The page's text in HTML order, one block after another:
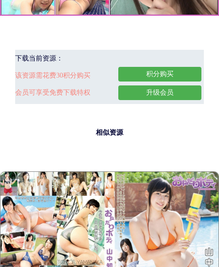
下载当前资源：
该资源需花费30积分购买
会员可享受免费下载特权
积分购买
升级会员
相似资源